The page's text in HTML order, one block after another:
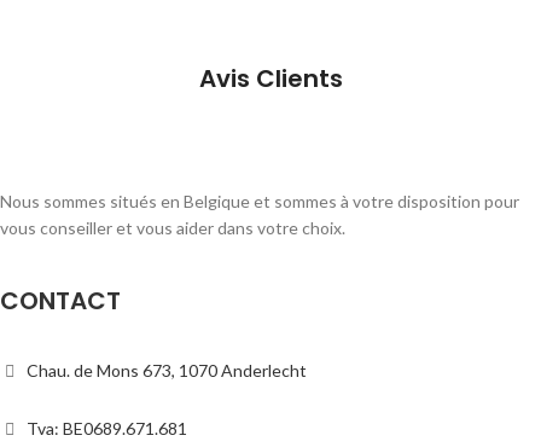
Avis Clients
Nous sommes situés en Belgique et sommes à votre disposition pour
vous conseiller et vous aider dans votre choix.
CONTACT
Chau. de Mons 673, 1070 Anderlecht
Tva: BE0689.671.681